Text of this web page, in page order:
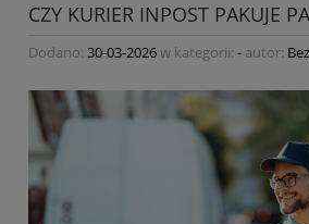
CZY KURIER INPOST PAKUJE
Dodano: 30-03-2026w kategorii: - autor: